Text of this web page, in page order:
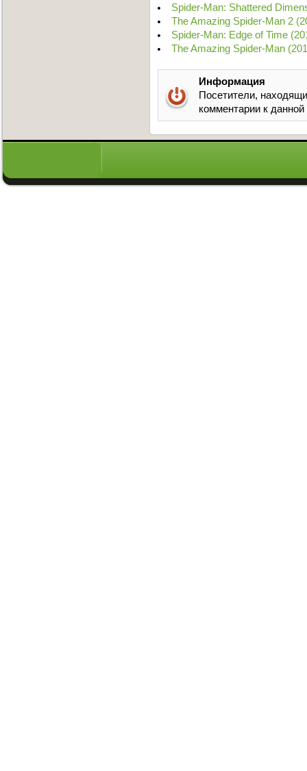
Spider-Man: Shattered
The Amazing Spider-Man 2
Spider-Man: Edge of Time
The Amazing Spider-Man
Информация
Посетители,
комментарии к